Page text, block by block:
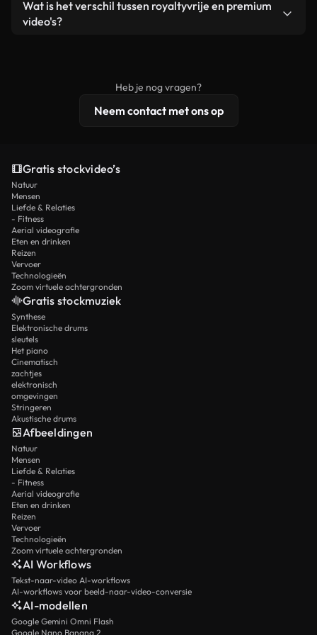
een losstaand product.
remixen. Zorg er wel voor dat het eindproduct
Wat is het verschil tussen royaltyvrije en premium
video's?
licentiebescherming omvat.
Heb je nog vragen?
Neem contact met ons op
Gratis stockvideo’s
Natuur
Mensen
Liefde & Relaties
- Fitness
Aerial videografie
Eten en drinken
Reizen
Vervoer
Technologieën
Zoom virtuele achtergronden
Gratis stockmuziek
Synthese
Elektronische drums
sleutels
Het piano
Cinematisch
zachtjes
elektronisch
omgevingen
Stringeren
Akustische drums
Afbeeldingen
Natuur
Mensen
Liefde & Relaties
- Fitness
Aerial videografie
Eten en drinken
Reizen
Vervoer
Technologieën
Zoom virtuele achtergronden
AI Workflows
Tekst-naar-video AI-workflows
AI-workflows voor beeld-naar-video-conversie
AI-modellen
Google Gemini Omni Flash
Google Nano Banana 2